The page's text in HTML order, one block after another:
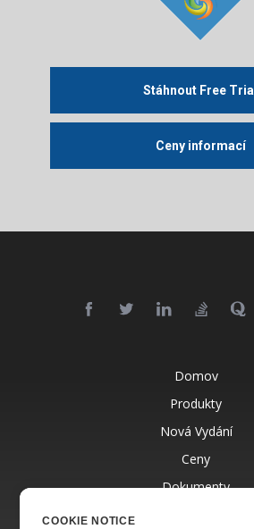
Stáhnout Free Trial
Ceny informací
Domov
Produkty
Nová Vydání
Ceny
Dokumenty
COOKIE NOTICE